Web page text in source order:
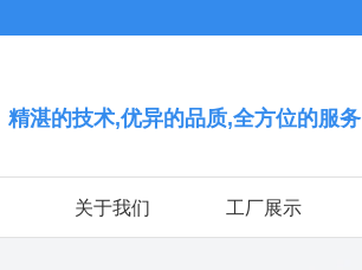
精湛的技术,优异的品质,全方位的服务
关于我们 工厂展示